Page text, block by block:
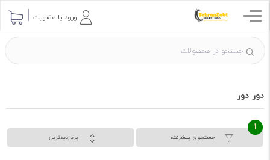
ورود یا عضویت
دور دور
جستجوی پیشرفته
1
پربازدیدترین